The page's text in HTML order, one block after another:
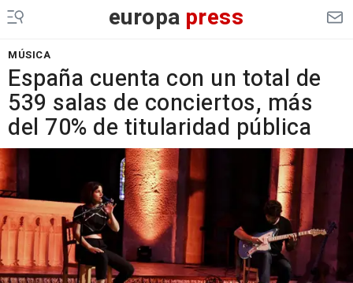
europa press
MÚSICA
España cuenta con un total de
539 salas de conciertos, más
del 70% de titularidad pública